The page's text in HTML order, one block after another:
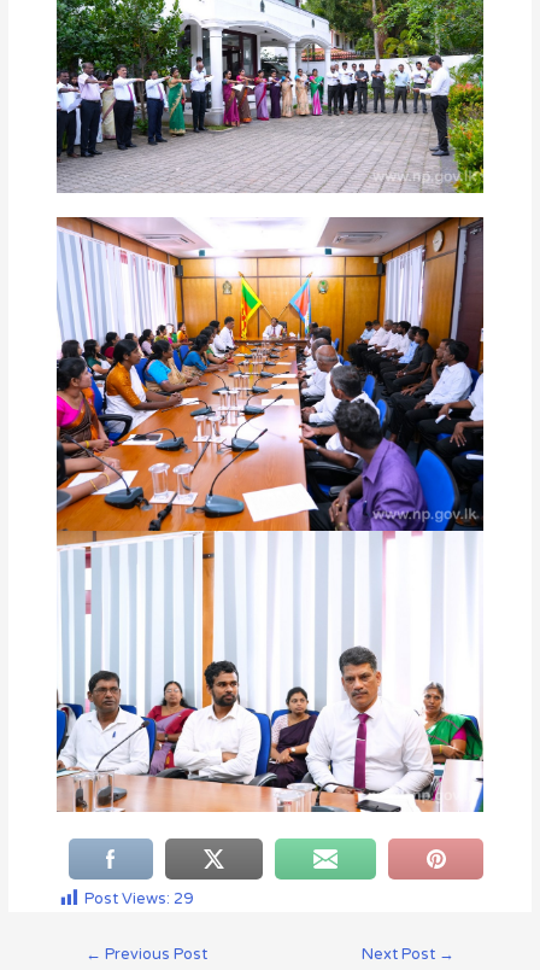
Post Views: 29
← Previous Post Next Post →